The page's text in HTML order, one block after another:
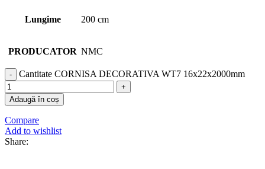
Lungime 200 cm
PRODUCATOR NMC
Cantitate CORNISA DECORATIVA WT7 16x22x2000mm
Adaugă în coș
Compare
Add to wishlist
Share: